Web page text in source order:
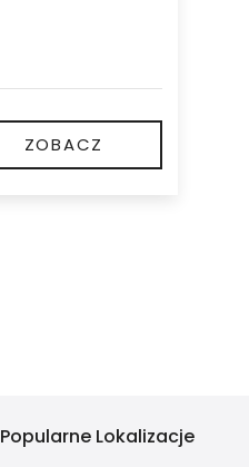
ZOBACZ
Popularne Lokalizacje